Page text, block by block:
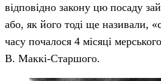
відповідно закону цю посаду
або, як його тоді ще називали,
часу почалося 4 місяці
В. Маккі-Старшого.